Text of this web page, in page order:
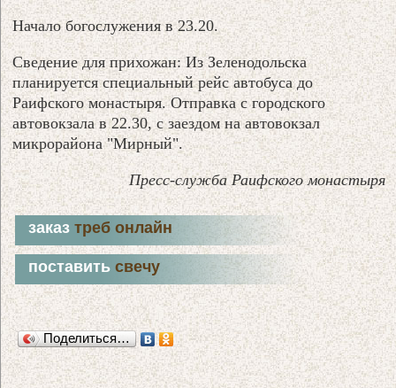
Начало богослужения в 23.20.
Сведение для прихожан: Из Зеленодольска
планируется специальный рейс автобуса до
Раифского монастыря. Отправка с городского
автовокзала в 22.30, с заездом на автовокзал
микрорайона "Мирный".
Пресс-служба Раифского монастыря
заказтреб онлайн
поставитьсвечу
Поделиться…